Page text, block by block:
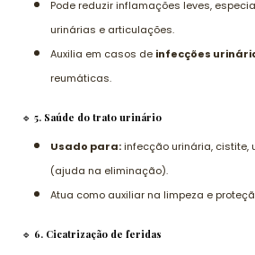
Pode reduzir inflamações leves,
urinárias e articulações.
Auxilia em casos de infecções
reumáticas.
🔹 5. Saúde do trato urinário
Usado para:infecção urinária, cistite,
(ajuda na eliminação).
Atua como auxiliar na limpeza e
🔹 6. Cicatrização de feridas